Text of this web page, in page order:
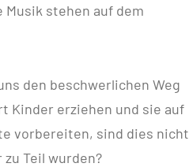
stehen auf dem
den beschwerlichen Weg
Kinder erziehen und sie auf
vorbereiten, sind dies nicht
Teil wurden?